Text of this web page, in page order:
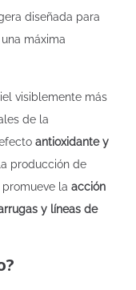
diseñada para
máxima
visiblemente más
de la
efecto antioxidante y
producción de
la acción
y líneas de